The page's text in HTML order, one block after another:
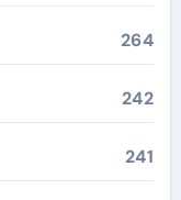
264
242
241